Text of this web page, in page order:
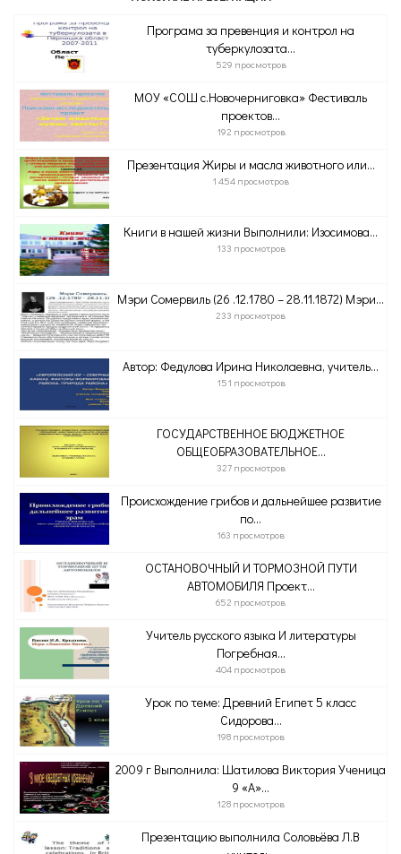
Програма за превенция и контрол на
туберкулозата...
529 просмотров
МОУ «СОШ с.Новочерниговка» Фестиваль
проектов...
192 просмотров
Презентация Жиры и масла животного или...
1 454 просмотров
Книги в нашей жизни Выполнили: Изосимова...
133 просмотров
Мэри Сомервиль (26 .12.1780 – 28.11.1872) Мэри...
233 просмотров
Автор: Федулова Ирина Николаевна, учитель...
151 просмотров
ГОСУДАРСТВЕННОЕ БЮДЖЕТНОЕ
ОБЩЕОБРАЗОВАТЕЛЬНОЕ...
327 просмотров
Происхождение грибов и дальнейшее развитие
по...
163 просмотров
ОСТАНОВОЧНЫЙ И ТОРМОЗНОЙ ПУТИ
АВТОМОБИЛЯ Проект...
652 просмотров
Учитель русского языка И литературы
Погребная...
404 просмотров
Урок по теме: Древний Египет 5 класс
Сидорова...
198 просмотров
2009 г Выполнила: Шатилова Виктория Ученица
9 «А»...
128 просмотров
Презентацию выполнила Соловьёва Л.В